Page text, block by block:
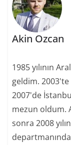
Akin Ozcan
1985 yılının
geldim.
2007'de
mezun oldum.
sonra 2008